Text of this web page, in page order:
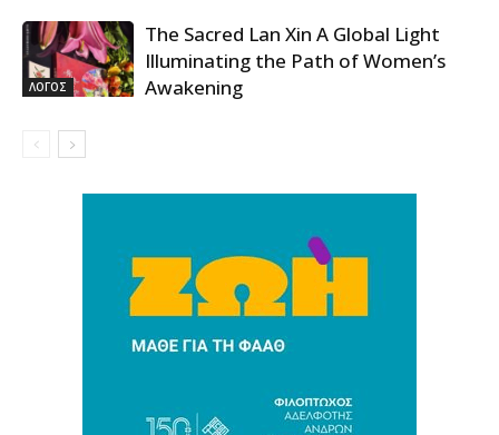
ΛΟΓΟΣ
The Sacred Lan Xin A Global Light
Illuminating the Path of Women’s
Awakening